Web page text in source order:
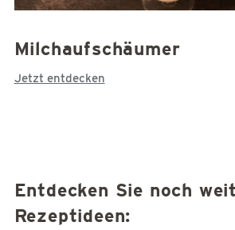
Milchaufschäumer
Jetzt entdecken
Entdecken Sie noch
Rezeptideen: